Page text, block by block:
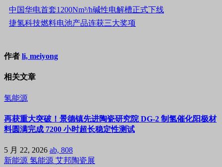
中国华电首套1200Nm³/h碱性电解槽正式下线
捷氢科技燃料电池产品连获三大奖项
作者 li, meiyong
相关文章
氢能源
再获重大突破！景德镇先进陶瓷研究院 DG-2 制氢催化阳极材
料圆满完成 7200 小时超长稳定性测试
5 月 22, 2026 ab, 808
新能源 氢能源 艾邦陶瓷展